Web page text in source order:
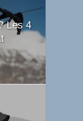
Les 4